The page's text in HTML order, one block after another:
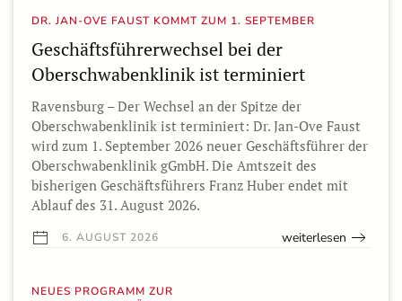
DR. JAN-OVE FAUST KOMMT ZUM 1. SEPTEMBER
Geschäftsführerwechsel bei der
Oberschwabenklinik ist terminiert
Ravensburg – Der Wechsel an der Spitze der
Oberschwabenklinik ist terminiert: Dr. Jan-Ove Faust
wird zum 1. September 2026 neuer Geschäftsführer der
Oberschwabenklinik gGmbH. Die Amtszeit des
bisherigen Geschäftsführers Franz Huber endet mit
Ablauf des 31. August 2026.
6. AUGUST 2026 weiterlesen
NEUES PROGRAMM ZUR